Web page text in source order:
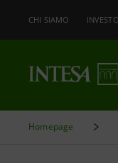
CHI SIAMO
Homepage